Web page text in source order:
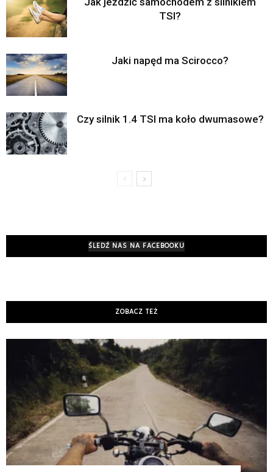
TSI?
Jaki napęd ma Scirocco?
Czy silnik 1.4 TSI ma koło dwumasowe?
ŚLEDŹ NAS NA FACEBOOKU
ZOBACZ TEŻ